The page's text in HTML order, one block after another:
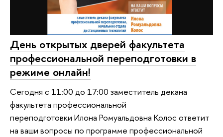
День открытых дверей факультета
профессиональной переподготовки в
режиме онлайн!
Сегодня с 11:00 до 17:00 заместитель декана
факультета профессиональной
переподготовки Илона Ромуальдовна Колос ответит
на ваши вопросы по программе профессиональной